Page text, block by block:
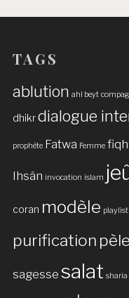
TAGS
ablution ahl beyt
dhikrdialogue
prophète Fatwa Femme fiqh
Ihsân invocation islam
coran modèle playlist
purification
sagesse salat sharia